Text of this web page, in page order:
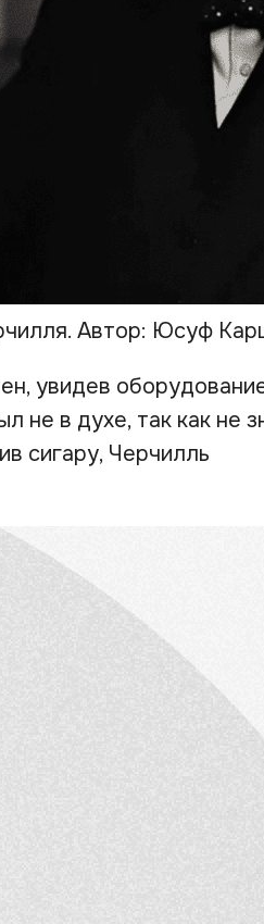
Автор: Юсуф
увидев
не в духе, так как не
сигару, Черчилль